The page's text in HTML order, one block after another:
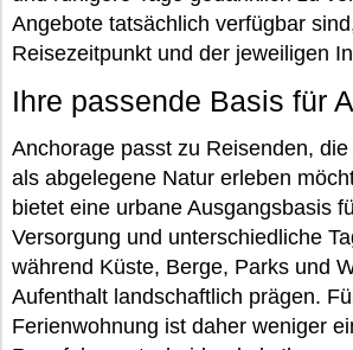
Angebote tatsächlich verfügbar
Reisezeitpunkt und der jeweiligen
Ihre passende Basis für
Anchorage passt zu Reisenden,
als abgelegene Natur erleben
bietet eine urbane Ausgangsbasis
Versorgung und unterschiedliche
während Küste, Berge, Parks und
Aufenthalt landschaftlich prägen.
Ferienwohnung ist daher weniger